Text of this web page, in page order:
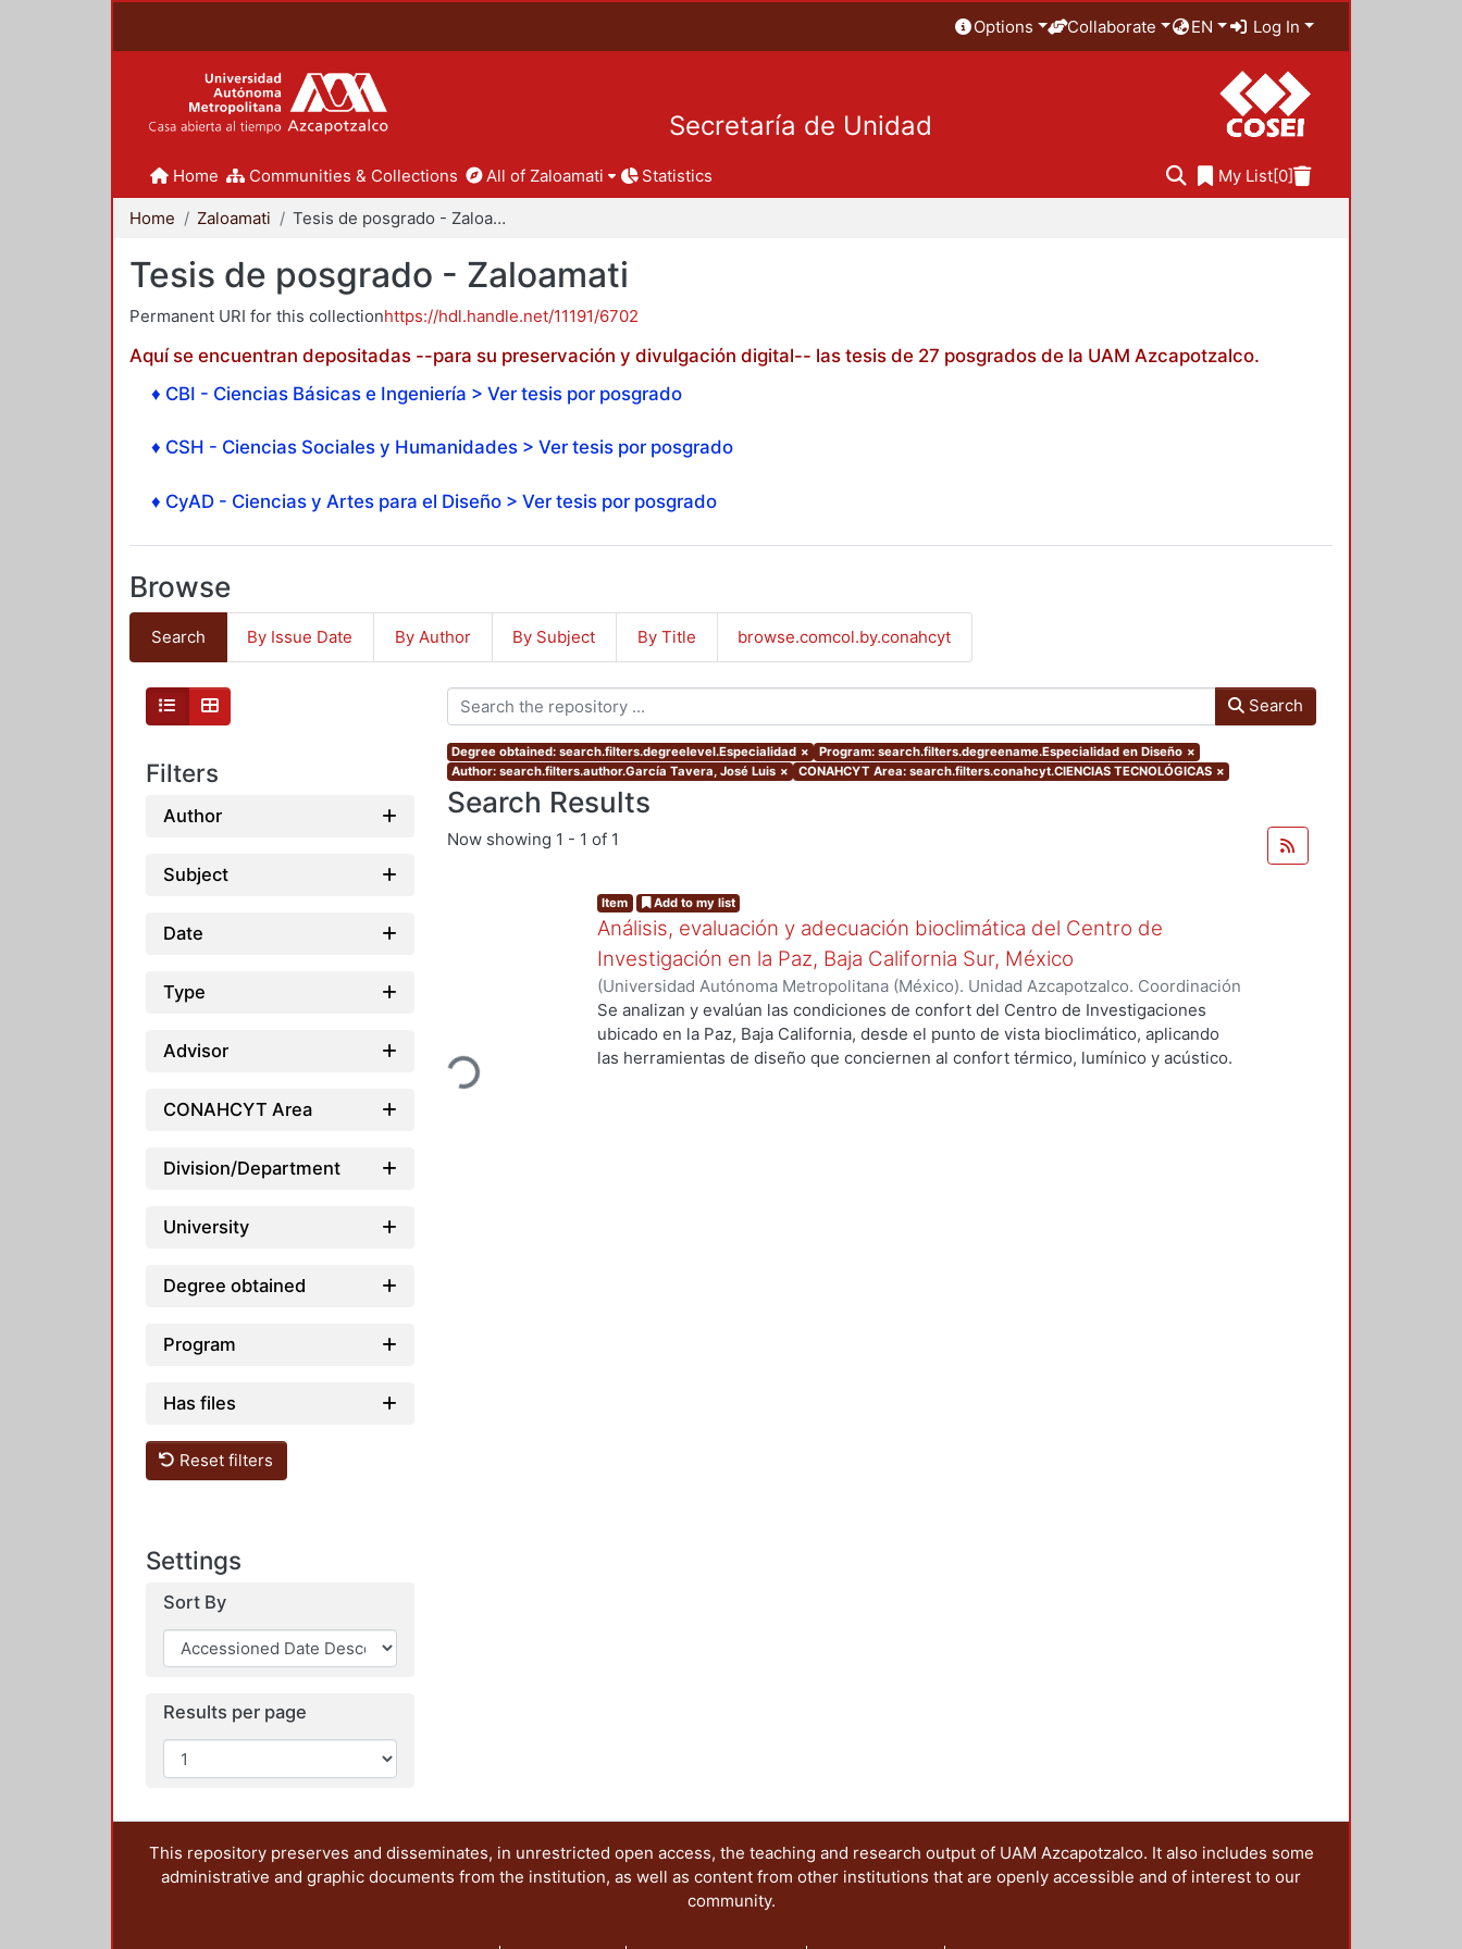
Options Collaborate EN Log In
Secretaría de Unidad
Home Communities & Collections All of Zaloamati Statistics My List[0]
Home Zaloamati Tesis de posgrado - Zaloamati
Tesis de posgrado - Zaloamati
Permanent URI for this collectionhttps://hdl.handle.net/11191/6702
Aquí se encuentran depositadas --para su preservación y divulgación digital-- las tesis de 27 posgrados de la UAM Azcapotzalco.
♦ CBI - Ciencias Básicas e Ingeniería > Ver tesis por posgrado
♦ CSH - Ciencias Sociales y Humanidades > Ver tesis por posgrado
♦ CyAD - Ciencias y Artes para el Diseño > Ver tesis por posgrado
Browse
Search By Issue Date By Author By Subject By Title browse.comcol.by.conahcyt
Filters
Author
Subject
Date
Type
Advisor
CONAHCYT Area
Division/Department
University
Degree obtained
Program
Has files
Reset filters
Settings
Sort By
Results per page
Search
Degree obtained: search.filters.degreelevel.Especialidad × Program: search.filters.degreename.Especialidad en Diseño ×
Author: search.filters.author.García Tavera, José Luis × CONAHCYT Area: search.filters.conahcyt.CIENCIAS TECNOLÓGICAS ×
Search Results
Now showing 1 - 1 of 1
Loading...
Item Add to my list
Análisis, evaluación y adecuación bioclimática del Centro de
Investigación en la Paz, Baja California Sur, México
(Universidad Autónoma Metropolitana (México). Unidad Azcapotzalco. Coordinación
de Servicios de Información.,1999-12 )García Tavera, José Luis
Se analizan y evalúan las condiciones de confort del Centro de Investigaciones
ubicado en la Paz, Baja California, desde el punto de vista bioclimático, aplicando
las herramientas de diseño que conciernen al confort térmico, lumínico y acústico.
This repository preserves and disseminates, in unrestricted open access, the teaching and research output of UAM Azcapotzalco. It also includes some
administrative and graphic documents from the institution, as well as content from other institutions that are openly accessible and of interest to our
community.